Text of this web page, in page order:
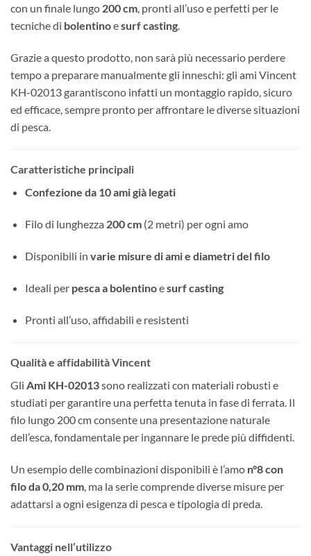
con un finale lungo 200 cm , pronti all’uso e perfetti per le
tecniche di bolentinoesurf casting
Grazie a questo prodotto, non sarà più necessario perdere
tempo a preparare manualmente gli inneschi: gli ami Vincent
KH-02013 garantiscono infatti un montaggio rapido, sicuro
ed efficace, sempre pronto per affrontare le diverse situazioni
di pesca.
Caratteristiche principali
Confezione da 10 ami già legati
Filo di lunghezza 200 cm(2 metri) per ogni amo
Disponibili in varie misure di ami e diametri del filo
Ideali per pesca a bolentinoesurf casting
Pronti all’uso, affidabili e resistenti
Qualità e affidabilità Vincent
Gli Ami KH-02013sono realizzati con materiali robusti e
studiati per garantire una perfetta tenuta in fase di ferrata. Il
filo lungo 200 cm consente una presentazione naturale
dell’esca, fondamentale per ingannare le prede più diffidenti.
Un esempio delle combinazioni disponibili è l’amo n°8 con
filo da 0,20 mm, ma la serie comprende diverse misure per
adattarsi a ogni esigenza di pesca e tipologia di preda.
Vantaggi nell’utilizzo